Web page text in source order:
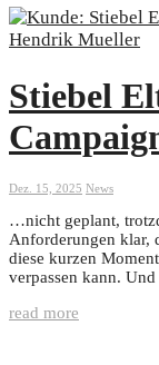
Stiebel
Dez. 15, 2025 News
…nicht geplant,
Anforderungen klar,
diese kurzen
verpassen kann.
read more